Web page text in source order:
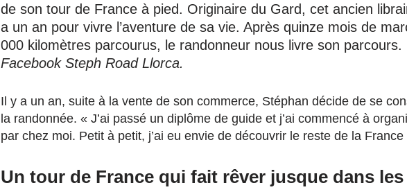
de son tour de France à pied. Originaire du Gard, cet ancien
a un an pour vivre l’aventure de sa vie. Après quinze mois de
000 kilomètres parcourus, le randonneur nous livre son parcours.
Facebook Steph Road Llorca.
Il y a un an, suite à la vente de son commerce, Stéphan décide de se
la randonnée. « J’ai passé un diplôme de guide et j’ai commencé à
par chez moi. Petit à petit, j’ai eu envie de découvrir le reste de la
Un tour de France qui fait rêver jusque dans les